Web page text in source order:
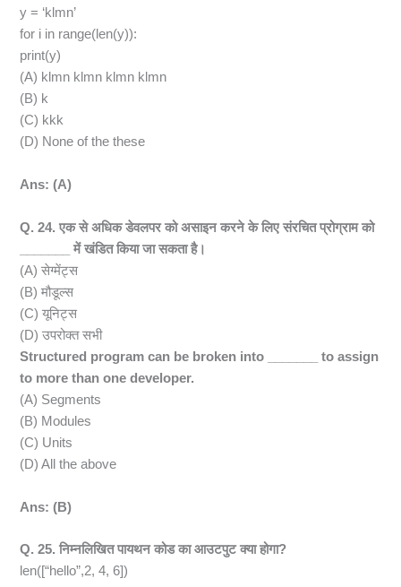
y = ‘klmn’
for i in range(len(y)):
print(y)
(A) klmn klmn klmn klmn
(B) k
(C) kkk
(D) None of the these
Ans: (A)
Q. 24. एक से अधिक डेवलपर को असाइन करने के लिए संरचित प्रोग्राम को
_______ में खंडित किया जा सकता है।
(A) सेग्मेंट्स
(B) मौडूल्स
(C) यूनिट्स
(D) उपरोक्त सभी
Structured program can be broken into _______ to assign
to more than one developer.
(A) Segments
(B) Modules
(C) Units
(D) All the above
Ans: (B)
Q. 25. निम्नलिखित पायथन कोड का आउटपुट क्या होगा?
len([“hello”,2, 4, 6])